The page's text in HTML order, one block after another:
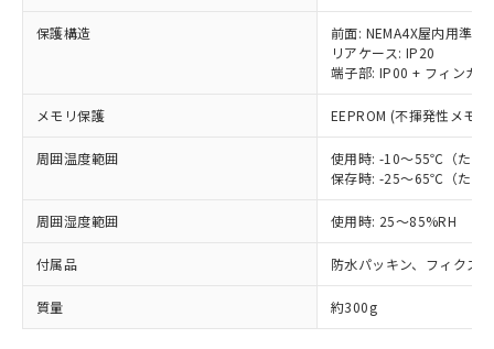
保護構造
前面: NEMA4X屋内用準拠
リアケース: IP20
端子部: IP00 + フィンガ
メモリ保護 EEPROM (不揮発性メモ
周囲温度範囲
使用時: -10～55℃（ただ
保存時: -25～65℃（ただ
周囲湿度範囲 使用時: 25～85%RH
付属品 防水パッキン、フィクス
質量 約300g
お客様が当ウェブサイト上で当社にご
登録された部品リストについて、当社
および当社の共同利用者が、当社の製
品・サービスに関するお客様との取
引・商談に必要な範囲で利用すること
"個人情報
の「1.共同利
用者の範囲」に記載されている法人を
※3 非含有証明書ダウンロード
下記の非含有証明書をダウンロードするこ
51物質の非含有証明書（当社基準）
※本証明書は発行日時点で非含有を証明す
るもので、過去に遡って非含有を証明する
また、RoHS指令のフタル酸エステル類４
物質の対応では、対応完了までの期間は出
荷製品に未対応品が混在することから備考
欄に対応日を記載しておりました。